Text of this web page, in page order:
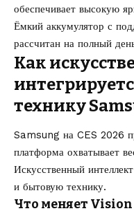
обеспечивает высокую
Ёмкий аккумулятор с
рассчитан на полный
Как
технику
Samsung на CES 2026
платформа охватывает
Искусственный
и бытовую технику.
Что меняет